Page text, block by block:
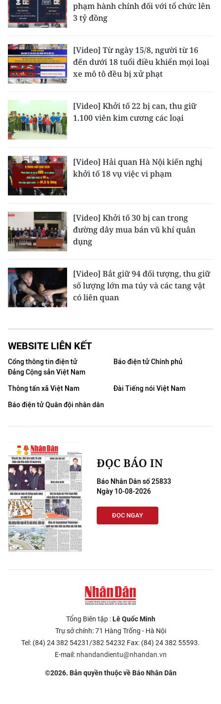
phạm hành chính đối với tổ chức lên
3 tỷ đồng
[Video] Từ ngày 15/8, người từ 16
đến dưới 18 tuổi điều khiển mọi loại
xe mô tô đều bị xử phạt
[Video] Khởi tố 22 bị can, thu giữ
1.100 viên kim cương các loại
[Video] Hải quan Hà Nội kiến nghị
khởi tố 18 vụ việc vi phạm
[Video] Khởi tố 30 bị can trong
đường dây mua bán vũ khí quân
dụng
[Video] Bắt giữ 94 đối tượng, thu giữ
số lượng lớn ma túy và các tang vật
có liên quan
WEBSITE LIÊN KẾT
Cổng thông tin điện tử
Đảng Cộng sản Việt Nam
Báo điện tử Chính phủ
Thông tấn xã Việt Nam
Đài Tiếng nói Việt Nam
Báo điện tử Quân đội nhân dân
ĐỌC BÁO IN
Báo Nhân Dân số 25833
Ngày 10-08-2026
ĐỌC NGAY
Tổng Biên tập :Lê Quốc Minh
Trụ sở chính: 71 Hàng Trống - Hà Nội
Tel: (84) 24 382 54231/382 54232 Fax: (84) 24 382 55593.
E-mail: nhandandientu@nhandan.vn
©2026. Bản quyền thuộc về Báo Nhân Dân